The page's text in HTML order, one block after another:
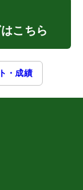
こちら
・成績